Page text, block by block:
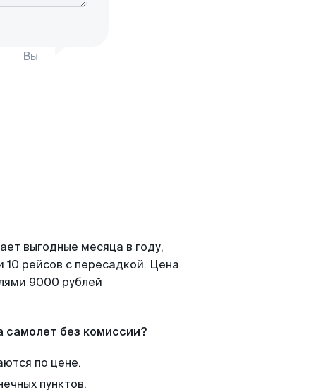
Вы
выгодные месяца в году,
рейсов с пересадкой. Цена
9000 рублей
самолет без комиссии?
по цене.
пунктов.